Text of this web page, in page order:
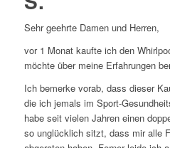
Sehr geehrte Damen und Herren,
vor 1 Monat kaufte ich den
möchte über meine Erfahrungen
Ich bemerke vorab, dass dieser
die ich jemals im Sport-
habe seit vielen Jahren einen
so unglücklich sitzt, dass mir alle